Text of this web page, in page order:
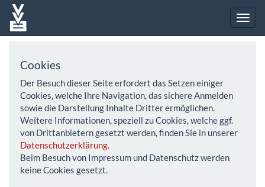
Cookies
Der Besuch dieser Seite erfordert das Setzen einiger
Cookies, welche Ihre Navigation, das sichere Anmelden
sowie die Darstellung Inhalte Dritter ermöglichen.
Weitere Informationen, speziell zu Cookies, welche ggf.
von Drittanbietern gesetzt werden, finden Sie in unserer
Datenschutzerklärung.
Beim Besuch von Impressum und Datenschutz werden
keine Cookies gesetzt.